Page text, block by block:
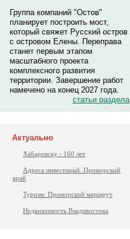
Группа компаний "Остов"
планирует построить мост,
который свяжет Русский остров
с островом Елены. Переправа
станет первым этапом
масштабного проекта
комплексного развития
территории. Завершение работ
намечено на конец 2027 года.
статьи раздела
Актуально
Хабаровску - 160 лет
Адреса инвестиций. Приморский
край
Туризм: Приморский маршрут
Недвижимость Владивостока